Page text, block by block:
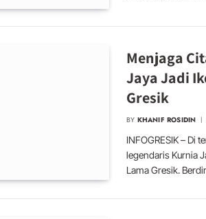
Menjaga
Jaya Jadi
Gresik
BY KHANIF ROSIDIN
INFOGRESIK – Di
legendaris Kurnia
Lama Gresik.